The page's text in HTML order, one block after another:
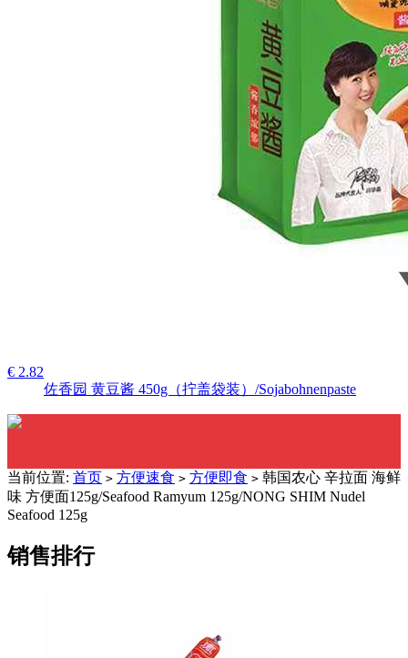
€ 2.82
佐香园 黄豆酱 450g（拧盖袋装）/Sojabohnenpaste
当前位置: 首页 > 方便速食 > 方便即食 > 韩国农心 辛拉面 海鲜
味 方便面125g/Seafood Ramyum 125g/NONG SHIM Nudel
Seafood 125g
销售排行